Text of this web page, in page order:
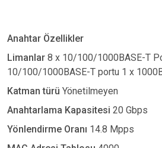
Anahtar Özellikler
Limanlar 8 x 10/100/1000BASE-T
10/100/1000BASE-T portu 1 x
Katman türü Yönetilmeyen
Anahtarlama Kapasitesi 20 Gbps
Yönlendirme Oranı 14.8 Mpps